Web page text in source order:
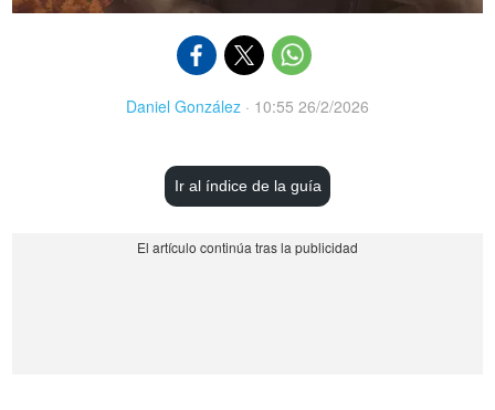
Daniel González · 10:55 26/2/2026
Ir al índice de la guía